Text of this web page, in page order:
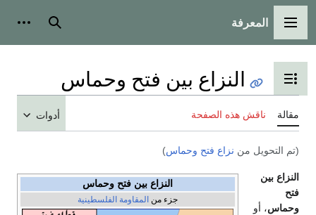
القائمة الرئيسية
المعرفة بحث
تبديل عرض جدول المحتويات
النزاع بين فتح وحماس
مقالة ناقش هذه الصفحة أدوات
(تم التحويل من نزاع فتح وحماس)
النزاع بين فتح وحماس
جزء من المقاومة الفلسطينية
النزاع بين
فتح
وحماس، أو